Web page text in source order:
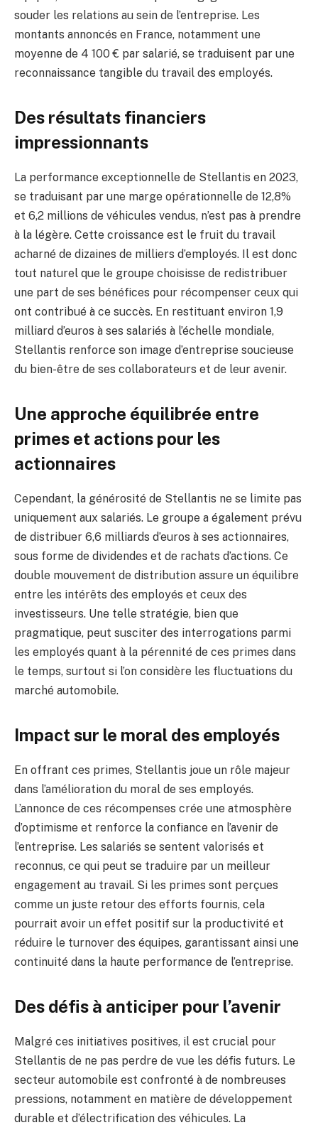
souder les relations au sein de l’entreprise. Les
montants annoncés en France, notamment une
moyenne de 4 100 € par salarié, se traduisent par une
reconnaissance tangible du travail des employés.
Des résultats financiers
impressionnants
La performance exceptionnelle de Stellantis en 2023,
se traduisant par une marge opérationnelle de 12,8%
et 6,2 millions de véhicules vendus, n’est pas à prendre
à la légère. Cette croissance est le fruit du travail
acharné de dizaines de milliers d’employés. Il est donc
tout naturel que le groupe choisisse de redistribuer
une part de ses bénéfices pour récompenser ceux qui
ont contribué à ce succès. En restituant environ 1,9
milliard d’euros à ses salariés à l’échelle mondiale,
Stellantis renforce son image d’entreprise soucieuse
du bien-être de ses collaborateurs et de leur avenir.
Une approche équilibrée entre
primes et actions pour les
actionnaires
Cependant, la générosité de Stellantis ne se limite pas
uniquement aux salariés. Le groupe a également prévu
de distribuer 6,6 milliards d’euros à ses actionnaires,
sous forme de dividendes et de rachats d’actions. Ce
double mouvement de distribution assure un équilibre
entre les intérêts des employés et ceux des
investisseurs. Une telle stratégie, bien que
pragmatique, peut susciter des interrogations parmi
les employés quant à la pérennité de ces primes dans
le temps, surtout si l’on considère les fluctuations du
marché automobile.
Impact sur le moral des employés
En offrant ces primes, Stellantis joue un rôle majeur
dans l’amélioration du moral de ses employés.
L’annonce de ces récompenses crée une atmosphère
d’optimisme et renforce la confiance en l’avenir de
l’entreprise. Les salariés se sentent valorisés et
reconnus, ce qui peut se traduire par un meilleur
engagement au travail. Si les primes sont perçues
comme un juste retour des efforts fournis, cela
pourrait avoir un effet positif sur la productivité et
réduire le turnover des équipes, garantissant ainsi une
continuité dans la haute performance de l’entreprise.
Des défis à anticiper pour l’avenir
Malgré ces initiatives positives, il est crucial pour
Stellantis de ne pas perdre de vue les défis futurs. Le
secteur automobile est confronté à de nombreuses
pressions, notamment en matière de développement
durable et d’électrification des véhicules. La